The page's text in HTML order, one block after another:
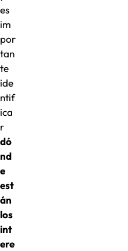
es
im
por
tan
te
ide
ntif
ica
r
dó
nd
e
est
án
los
int
ere